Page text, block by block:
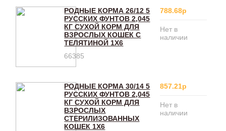
РОДНЫЕ КОРМА 26/12 5
РУССКИХ ФУНТОВ 2,045
КГ СУХОЙ КОРМ ДЛЯ
ВЗРОСЛЫХ КОШЕК С
ТЕЛЯТИНОЙ 1Х6
66385
788.68р
Нет в
наличии
РОДНЫЕ КОРМА 30/14 5
РУССКИХ ФУНТОВ 2,045
КГ СУХОЙ КОРМ ДЛЯ
ВЗРОСЛЫХ
СТЕРИЛИЗОВАННЫХ
КОШЕК 1Х6
857.21р
Нет в
наличии